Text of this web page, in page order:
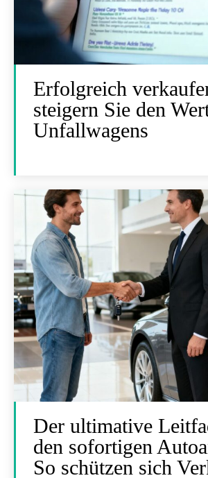
Erfolgreich
steigern Sie den
Unfallwagens
Der ultimative
den sofortigen
So schützen sich